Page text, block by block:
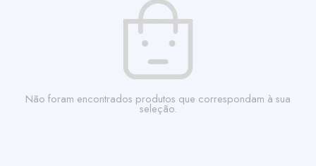
Não foram encontrados produtos que correspondam à sua
seleção.